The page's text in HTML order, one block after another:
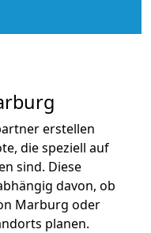
erstellen
die speziell auf
sind. Diese
davon, ob
Marburg oder
planen.